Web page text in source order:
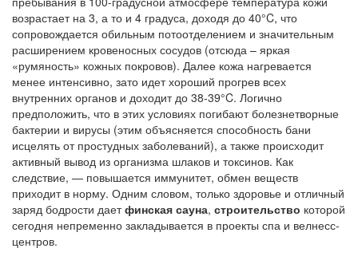
возрастает на 3, а то и 4 градуса, доходя до 40°C, что
сопровождается обильным потоотделением и значительным
расширением кровеносных сосудов (отсюда – яркая
«румяность» кожных покровов). Далее кожа нагревается
менее интенсивно, зато идет хороший прогрев всех
внутренних органов и доходит до 38-39°C. Логично
предположить, что в этих условиях погибают болезнетворные
бактерии и вирусы (этим объясняется способность бани
исцелять от простудных заболеваний), а также происходит
активный вывод из организма шлаков и токсинов. Как
следствие, — повышается иммунитет, обмен веществ
приходит в норму. Одним словом, только здоровье и отличный
заряд бодрости даетфинская сауна, строительство которой
сегодня непременно закладывается в проекты спа и велнесс-
центров.